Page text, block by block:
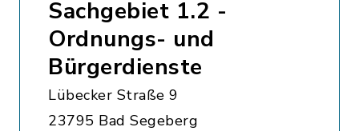
Sachgebiet 1.2 -
Ordnungs- und
Bürgerdienste
Lübecker Straße 9
23795 Bad Segeberg